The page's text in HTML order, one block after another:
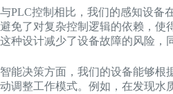
与PLC控制相比，我们的感知设备
避免了对复杂控制逻辑的依赖，使
这种设计减少了设备故障的风险，
智能决策方面，我们的设备能够根
动调整工作模式。例如，在发现水